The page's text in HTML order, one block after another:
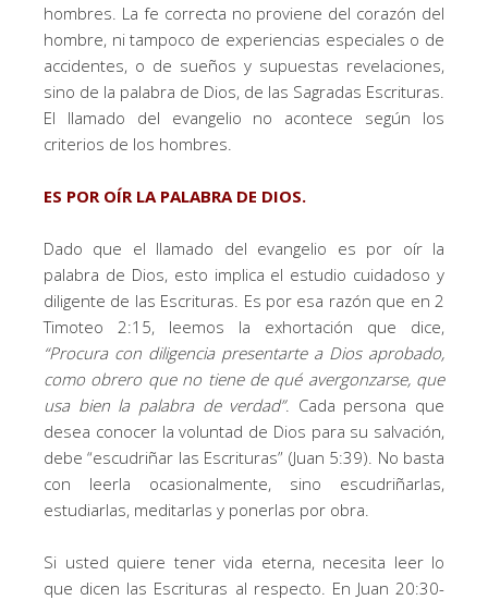
hombres. La fe correcta no proviene del corazón del
hombre, ni tampoco de experiencias especiales o de
accidentes, o de sueños y supuestas revelaciones,
sino de la palabra de Dios, de las Sagradas Escrituras.
El llamado del evangelio no acontece según los
criterios de los hombres.
ES POR OÍR LA PALABRA DE DIOS.
Dado que el llamado del evangelio es por oír la
palabra de Dios, esto implica el estudio cuidadoso y
diligente de las Escrituras. Es por esa razón que en 2
Timoteo 2:15, leemos la exhortación que dice,
“Procuracon diligencia presentarte a Dios aprobado,
como obrero que no tiene de qué avergonzarse, que
usa bien la palabra de verdad”. Cada persona que
desea conocer la voluntad de Dios para su salvación,
debe “escudriñar las Escrituras” (Juan 5:39). No basta
con leerla ocasionalmente, sino escudriñarlas,
estudiarlas, meditarlas y ponerlas por obra.
Si usted quiere tener vida eterna, necesita leer lo
que dicen las Escrituras al respecto. En Juan 20:30-